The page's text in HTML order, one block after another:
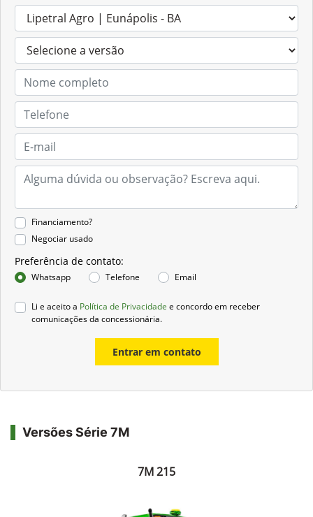
Financiamento?
Negociar usado
Preferência de contato:
Whatsapp Telefone Email
Li e aceito a Política de Privacidade e concordo em receber
comunicações da concessionária.
Entrar em contato
Versões Série 7M
7M 215